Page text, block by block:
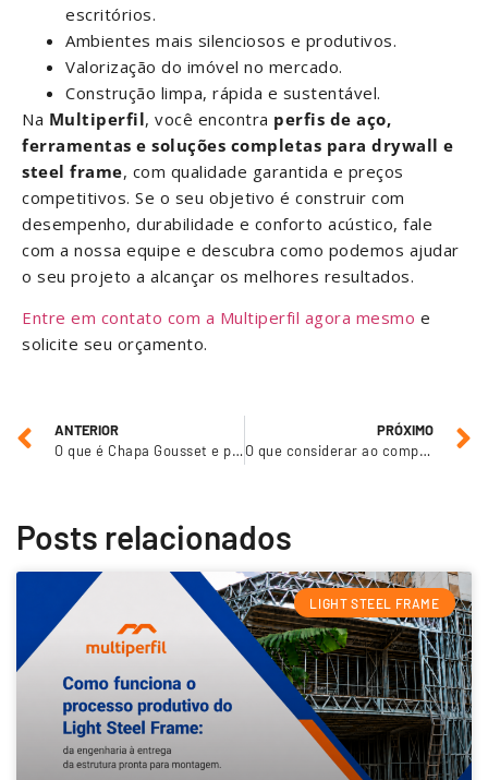
escritórios.
Ambientes mais silenciosos e produtivos.
Valorização do imóvel no mercado.
Construção limpa, rápida e sustentável.
Na Multiperfil, você encontra perfis de aço,
ferramentas e soluções completas para drywall e
steel frame, com qualidade garantida e preços
competitivos. Se o seu objetivo é construir com
desempenho, durabilidade e conforto acústico, fale
com a nossa equipe e descubra como podemos ajudar
o seu projeto a alcançar os melhores resultados.
Entre em contato com a Multiperfil agora mesmo e
solicite seu orçamento.
ANTERIOR
O que é Chapa Gousset e por que ela é fundamental em obras metálicas
PRÓXIMO
O que considerar ao comprar perfis metálicos?
Posts relacionados
LIGHT STEEL FRAME